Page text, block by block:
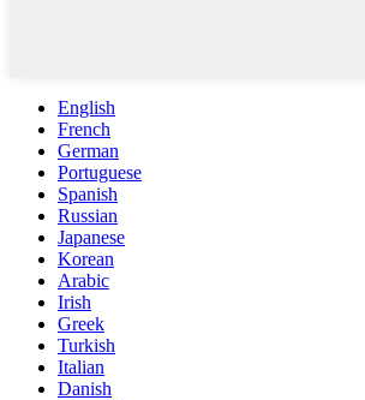
English
French
German
Portuguese
Spanish
Russian
Japanese
Korean
Arabic
Irish
Greek
Turkish
Italian
Danish